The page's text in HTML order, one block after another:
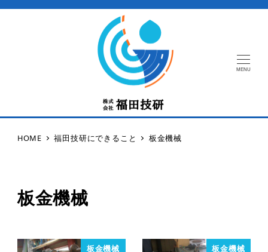
MENU
HOME 福田技研にできること 板金機械
板金機械
板金機械 板金機械